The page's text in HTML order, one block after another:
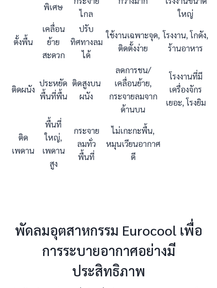
พิเศษ
ไกล
ใหญ่
ตั้งพื้น
เคลื่อน
ย้าย
สะดวก
ปรับ
ทิศทางลม
ได้
ใช้งานเฉพาะจุด,
ติดตั้งง่าย
โรงงาน, โกดัง,
ร้านอาหาร
ติดผนัง
ประหยัด
พื้นที่พื้น
ติดสูงบน
ผนัง
ลดการชน/
เคลื่อนย้าย,
กระจายลมจาก
ด้านบน
โรงงานที่มี
เครื่องจักร
เยอะ, โรงยิม
ติด
เพดาน
พื้นที่
ใหญ่,
เพดาน
สูง
กระจาย
ลมทั่ว
พื้นที่
ไม่เกะกะพื้น,
หมุนเวียนอากาศ
ดี
พัดลมอุตสาหกรรม Eurocool เพื่อ
การระบายอากาศอย่างมี
ประสิทธิภาพ